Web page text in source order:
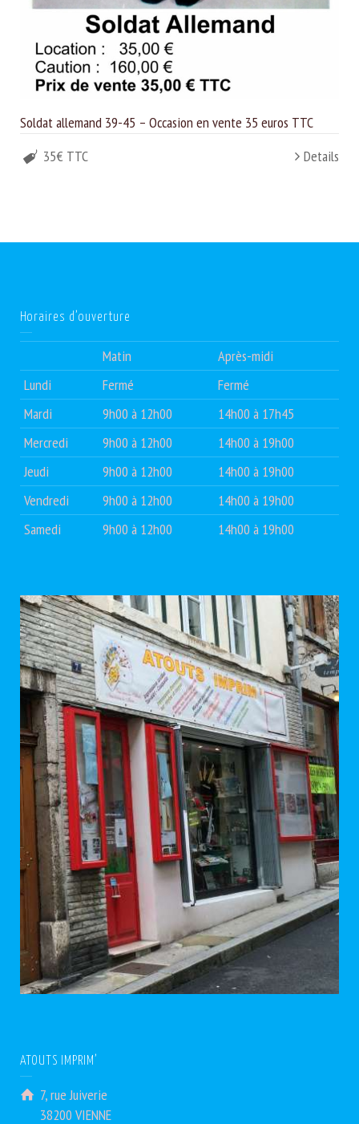
Soldat allemand 39-45 – Occasion en vente 35 euros TTC
35€ TTC
Details
Horaires d’ouverture
Matin
Après-midi
Lundi
Fermé
Fermé
Mardi
9h00 à 12h00
14h00 à 17h45
Mercredi
9h00 à 12h00
14h00 à 19h00
Jeudi
9h00 à 12h00
14h00 à 19h00
Vendredi
9h00 à 12h00
14h00 à 19h00
Samedi
9h00 à 12h00 14h00 à 19h00
ATOUTS IMPRIM’
7, rue Juiverie
38200 VIENNE